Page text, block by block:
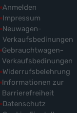
Anmelden
Impressum
Neuwagen-
Verkaufsbedinungen
Gebrauchtwagen-
Verkaufsbedinungen
Widerrufsbelehrung
Informationen zur
Barrierefreiheit
Datenschutz